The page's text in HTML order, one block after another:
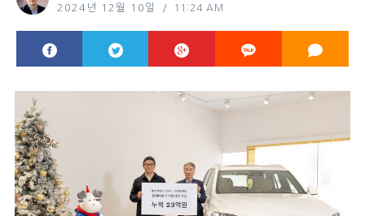
2024년 12월 10일 11:24 AM